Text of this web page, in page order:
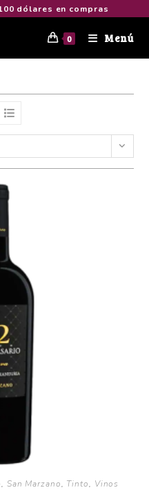
dólares en compras
0 Menú
, San Marzano, Tinto, Vinos